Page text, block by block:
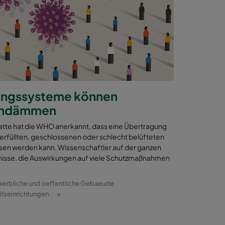
können
hat die WHO anerkannt, dass eine Übertragung
geschlossenen oder schlecht belüfteten
werden kann. Wissenschaftler auf der ganzen
die Auswirkungen auf viele Schutzmaßnahmen
und oeffentliche Gebaeude
+